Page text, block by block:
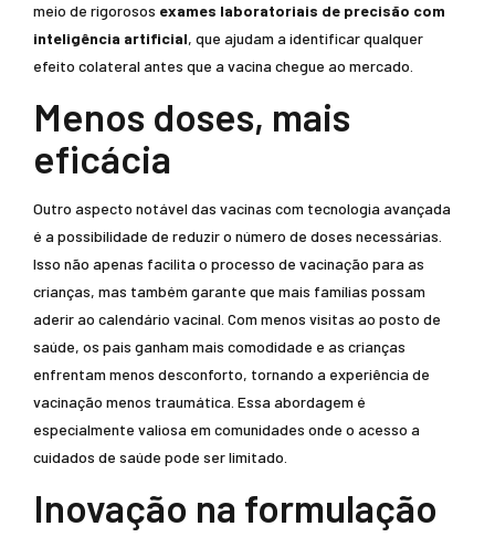
meio de rigorosos exames laboratoriais de precisão com
inteligência artificial, que ajudam a identificar qualquer
efeito colateral antes que a vacina chegue ao mercado.
Menos doses, mais
eficácia
Outro aspecto notável das vacinas com tecnologia avançada
é a possibilidade de reduzir o número de doses necessárias.
Isso não apenas facilita o processo de vacinação para as
crianças, mas também garante que mais famílias possam
aderir ao calendário vacinal. Com menos visitas ao posto de
saúde, os pais ganham mais comodidade e as crianças
enfrentam menos desconforto, tornando a experiência de
vacinação menos traumática. Essa abordagem é
especialmente valiosa em comunidades onde o acesso a
cuidados de saúde pode ser limitado.
Inovação na formulação